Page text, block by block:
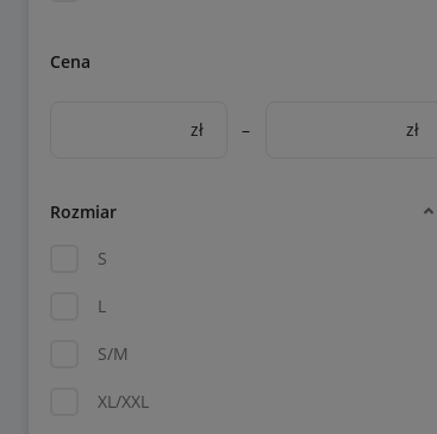
Cena
zł – zł
Rozmiar
S
L
S/M
XL/XXL